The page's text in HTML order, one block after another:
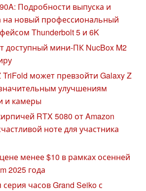
Подробности выпуска и
на новый профессиональный
Thunderbolt 5 и 6K
доступный мини-ПК NucBox M2
TriFold может превзойти Galaxy Z
улучшениям
и камеры
RTX 5080 от Amazon
ноте для участника
менее $10 в рамках осенней
2025 года
часов Grand Seiko с